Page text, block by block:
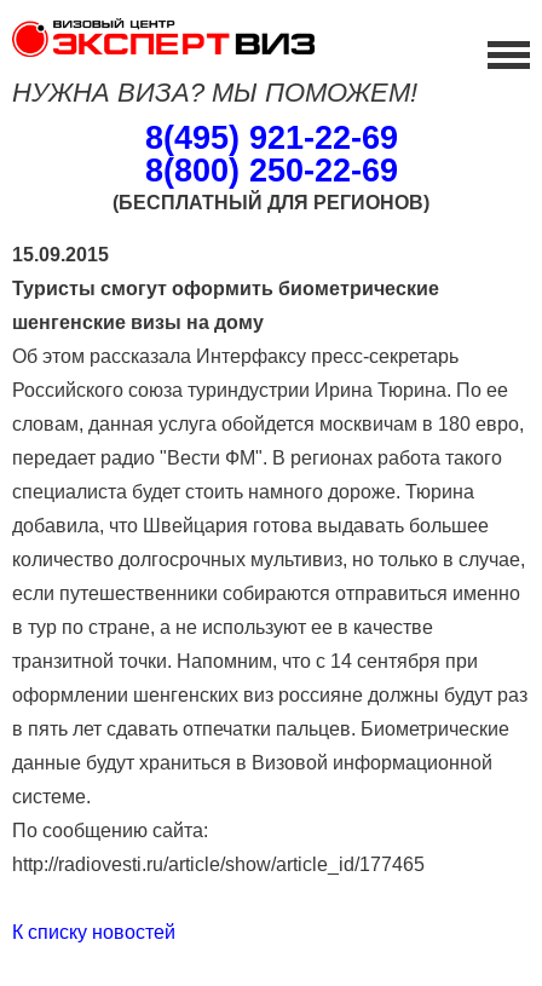
НУЖНА ВИЗА? МЫ ПОМОЖЕМ!
8(495) 921-22-69
8(800) 250-22-69
(БЕСПЛАТНЫЙ ДЛЯ РЕГИОНОВ)
15.09.2015
Туристы смогут оформить биометрические
шенгенские визы на дому
Об этом рассказала Интерфаксу пресс-секретарь
Российского союза туриндустрии Ирина Тюрина. По ее
словам, данная услуга обойдется москвичам в 180 евро,
передает радио "Вести ФМ". В регионах работа такого
специалиста будет стоить намного дороже. Тюрина
добавила, что Швейцария готова выдавать большее
количество долгосрочных мультивиз, но только в случае,
если путешественники собираются отправиться именно
в тур по стране, а не используют ее в качестве
транзитной точки. Напомним, что с 14 сентября при
оформлении шенгенских виз россияне должны будут раз
в пять лет сдавать отпечатки пальцев. Биометрические
данные будут храниться в Визовой информационной
системе.
По сообщению сайта:
http://radiovesti.ru/article/show/article_id/177465
К списку новостей